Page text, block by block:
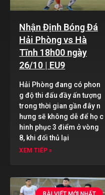
Nhận Định Bóng Đá
Hải Phòng vs Hà
Tĩnh 18h00 ngày
26/10 | EU9
Hải Phòng đang có phon
g độ thi đấu đầy ấn tượng
trong thời gian gần đây n
hưng sẽ không dễ để họ c
hinh phục 3 điểm ở vòng
8, khi đối thủ lại
XEM TIẾP »